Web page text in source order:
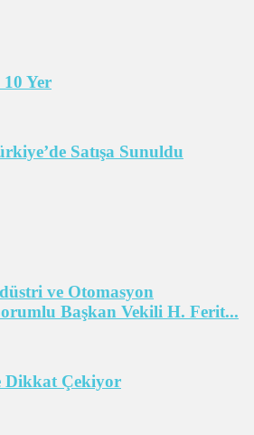
Yer
Satışa Sunuldu
ve Otomasyon
Başkan Vekili H. Ferit...
Dikkat Çekiyor